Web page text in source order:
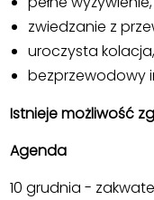
zwiedzanie z
uroczysta kolacja,
bezprzewodowy
Istnieje możliwość
Agenda
10 grudnia -